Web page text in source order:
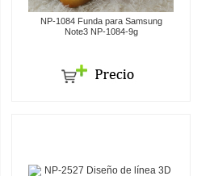
NP-1084 Funda para Samsung
Note3 NP-1084-9g